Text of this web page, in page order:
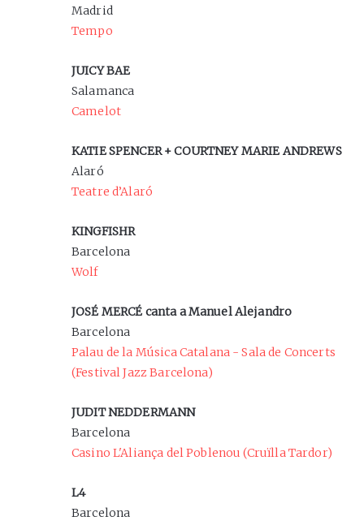
Madrid
Tempo
JUICY BAE
Salamanca
Camelot
KATIE SPENCER + COURTNEY MARIE ANDREWS
Alaró
Teatre d’Alaró
KINGFISHR
Barcelona
Wolf
JOSÉ MERCÉ canta a Manuel Alejandro
Barcelona
Palau de la Música Catalana - Sala de Concerts
(Festival Jazz Barcelona)
JUDIT NEDDERMANN
Barcelona
Casino L'Aliança del Poblenou (Cruïlla Tardor)
L4
Barcelona